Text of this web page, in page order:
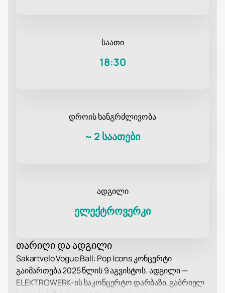
საათი
18:30
დროის ხანგრძლივობა
~ 2 საათები
ადგილი
ელექტროვერკი
თარიღი და ადგილი
Sakartvelo Vogue Ball: Pop Icons კონცერტი
გაიმართება 2025 წლის 9 აგვისტოს. ადგილი —
ELEKTROWERK-ის საკონცერტო დარბაზი, გაბრიელ